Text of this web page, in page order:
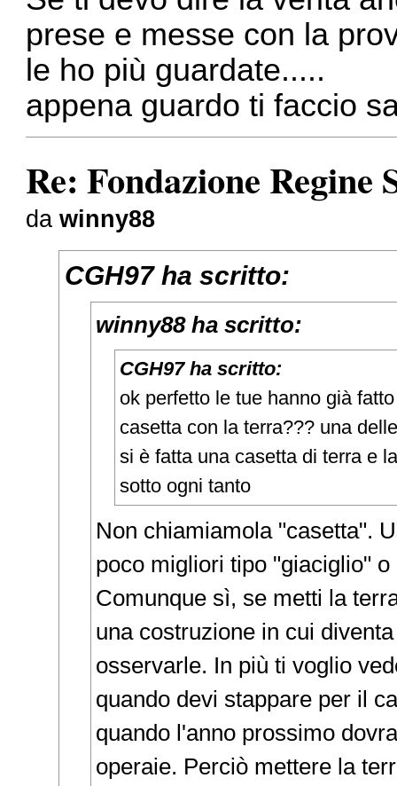
prese e messe con la
le ho più guardate.....
appena guardo ti faccio
Re: Fondazione Regine
dawinny88
CGH97 ha scritto:
winny88 ha scritto:
CGH97 ha scritto:
ok perfetto le tue hanno già
casetta con la terra??? una
si è fatta una casetta di terra e
sotto ogni tanto
Non chiamiamola "casetta".
poco migliori tipo "giaciglio" o
Comunque sì, se metti la
una costruzione in cui
osservarle. In più ti voglio
quando devi stappare per il
quando l'anno prossimo
operaie. Perciò mettere la